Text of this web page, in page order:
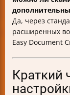
Да, через
расширенных
Easy Document
Краткий